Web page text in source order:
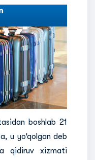
boshlab 21
u yo‘qolgan deb
qidiruv xizmati